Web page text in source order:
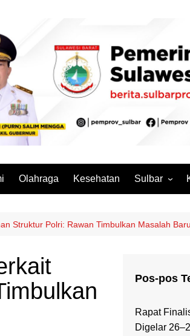
Olahraga Kesehatan Sulbar
Mamuju
Mamasa
Struktur Polri: Rawan Timbulkan Masalah Baru
Pos-pos
Rapat
Digelar